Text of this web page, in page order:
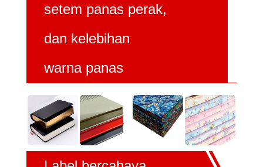
setem panas perak,
dan kelebihan
warna panas